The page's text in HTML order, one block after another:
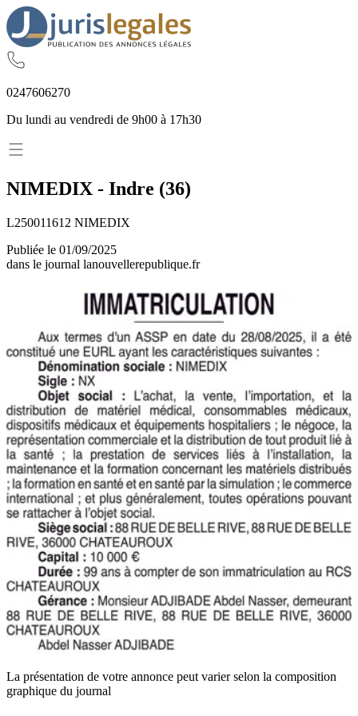
0247606270
Du lundi au vendredi de 9h00 à 17h30
NIMEDIX - Indre (36)
L250011612 NIMEDIX
Publiée le 01/09/2025
dans le journal lanouvellerepublique.fr
La présentation de votre annonce peut varier selon la composition
graphique du journal